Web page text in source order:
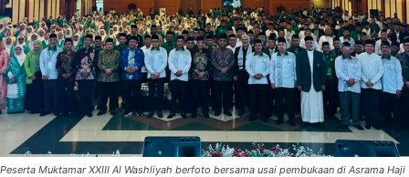
Peserta Muktamar XXIII Al Washliyah berfoto bersama usai pembukaan di Asrama Haji